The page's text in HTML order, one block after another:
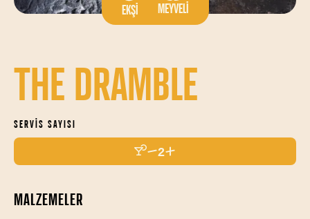
EKŞI MEYVELI
THE DRAMBLE
SERVIS SAYISI
2
MALZEMELER